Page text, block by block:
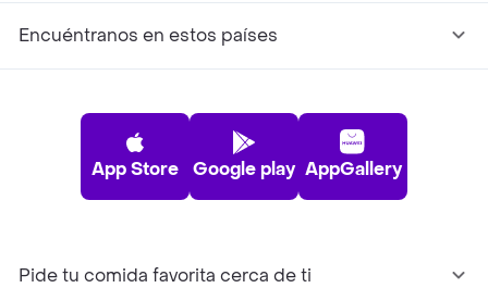
Encuéntranos en estos países
App Store Google play AppGallery
Pide tu comida favorita cerca de ti